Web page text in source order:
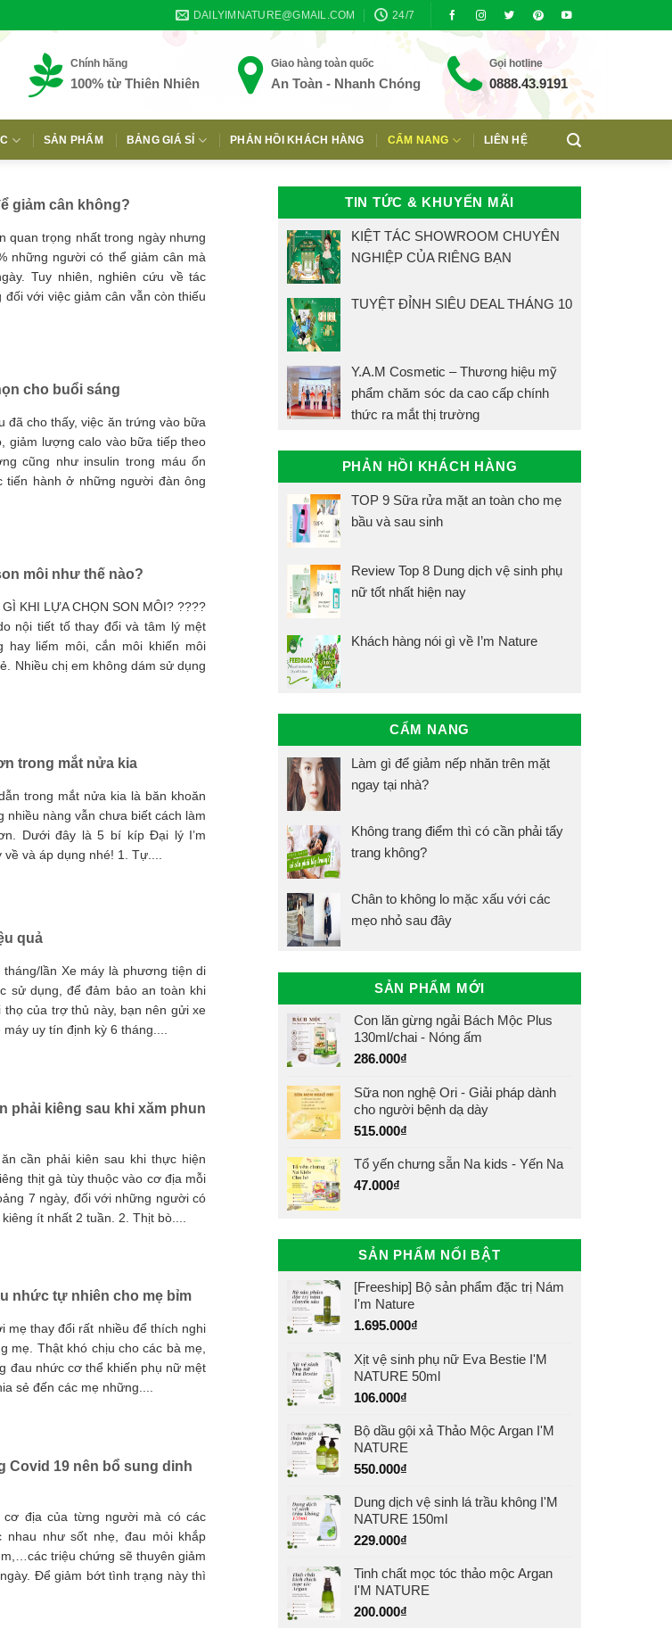
DAILYIMNATURE@GMAIL.COM 24/7
Chính hãng
100% từ Thiên Nhiên
Giao hàng toàn quốc
An Toàn - Nhanh Chóng
Gọi hotline
0888.43.9191
SẢN PHẨM BẢNG GIÁ SỈ PHẢN HỒI KHÁCH HÀNG CẨM NANG LIÊN HỆ
giảm cân không?
quan trọng nhất trong ngày nhưng
những người có thể giảm cân mà
Tuy nhiên, nghiên cứu về tác
với việc giảm cân vẫn còn thiếu
cho buổi sáng
đã cho thấy, việc ăn trứng vào bữa
giảm lượng calo vào bữa tiếp theo
cũng như insulin trong máu ổn
tiến hành ở những người đàn ông
môi như thế nào?
KHI LỰA CHỌN SON MÔI? ????
nội tiết tố thay đổi và tâm lý mệt
hay liếm môi, cắn môi khiến môi
Nhiều chị em không dám sử dụng
trong mắt nửa kia
trong mắt nửa kia là băn khoăn
nhiều nàng vẫn chưa biết cách làm
Dưới đây là 5 bí kíp Đại lý I’m
và áp dụng nhé! 1. Tự....
quả
lần Xe máy là phương tiện di
sử dụng, để đảm bảo an toàn khi
của trợ thủ này, bạn nên gửi xe
uy tín định kỳ 6 tháng....
phải kiêng sau khi xăm phun
cần phải kiên sau khi thực hiện
thịt gà tùy thuộc vào cơ địa mỗi
7 ngày, đối với những người có
ít nhất 2 tuần. 2. Thịt bò....
nhức tự nhiên cho mẹ bỉm
mẹ thay đổi rất nhiều để thích nghi
mẹ. Thật khó chịu cho các bà mẹ,
đau nhức cơ thể khiến phụ nữ mệt
sẻ đến các mẹ những....
Covid 19 nên bổ sung dinh
cơ địa của từng người mà có các
như sốt nhẹ, đau mỏi khắp
triệu chứng sẽ thuyên giảm
Để giảm bớt tình trạng này thì
TIN TỨC & KHUYẾN MÃI
KIỆT TÁC SHOWROOM CHUYÊN
NGHIỆP CỦA RIÊNG BẠN
TUYỆT ĐỈNH SIÊU DEAL THÁNG 10
Y.A.M Cosmetic – Thương hiệu mỹ
phẩm chăm sóc da cao cấp chính
thức ra mắt thị trường
PHẢN HỒI KHÁCH HÀNG
TOP 9 Sữa rửa mặt an toàn cho mẹ
bầu và sau sinh
Review Top 8 Dung dịch vệ sinh phụ
nữ tốt nhất hiện nay
Khách hàng nói gì về I’m Nature
CẨM NANG
Làm gì để giảm nếp nhăn trên mặt
ngay tại nhà?
Không trang điểm thì có cần phải tẩy
trang không?
Chân to không lo mặc xấu với các
mẹo nhỏ sau đây
SẢN PHẨM MỚI
Con lăn gừng ngải Bách Mộc Plus
130ml/chai - Nóng ấm
286.000₫
Sữa non nghệ Ori - Giải pháp dành
cho người bệnh dạ dày
515.000₫
Tổ yến chưng sẵn Na kids - Yến Na
47.000₫
SẢN PHẨM NỔI BẬT
[Freeship] Bộ sản phẩm đặc trị Nám
I'm Nature
1.695.000₫
Xịt vệ sinh phụ nữ Eva Bestie I'M
NATURE 50ml
106.000₫
Bộ dầu gội xả Thảo Mộc Argan I'M
NATURE
550.000₫
Dung dịch vệ sinh lá trầu không I'M
NATURE 150ml
229.000₫
Tinh chất mọc tóc thảo mộc Argan
I'M NATURE
200.000₫